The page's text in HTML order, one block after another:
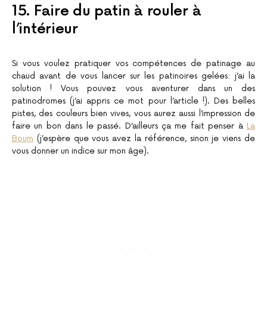
15. Faire du patin à rouler à
l’intérieur
Si vous voulez pratiquer vos compétences de patinage au
chaud avant de vous lancer sur les patinoires gelées: j’ai la
solution ! Vous pouvez vous aventurer dans un des
patinodromes (j’ai appris ce mot pour l’article !). Des belles
pistes, des couleurs bien vives, vous aurez aussi l’impression de
faire un bon dans le passé. D’ailleurs ça me fait penser à La
Boum (j’espère que vous avez la référence, sinon je viens de
vous donner un indice sur mon âge).